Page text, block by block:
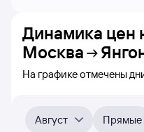
Динамика цен
Москва
На графике отмечены
на ближайшие пять
перейдите по клику к
Август
Прямые